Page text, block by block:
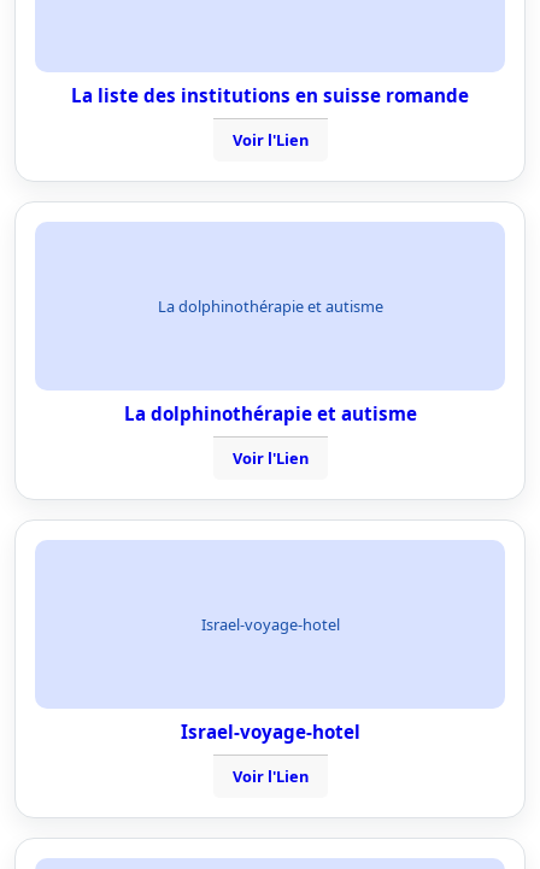
La liste des institutions en suisse romande
Voir l'Lien
La dolphinothérapie et autisme
La dolphinothérapie et autisme
Voir l'Lien
Israel-voyage-hotel
Israel-voyage-hotel
Voir l'Lien